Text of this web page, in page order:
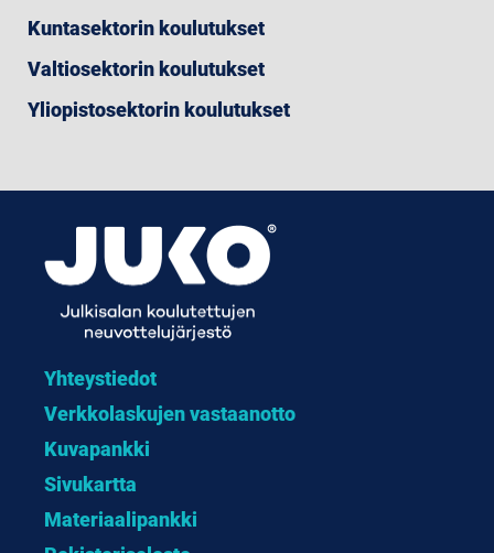
Kuntasektorin koulutukset
Valtiosektorin koulutukset
Yliopistosektorin koulutukset
Yhteystiedot
Verkkolaskujen vastaanotto
Kuvapankki
Sivukartta
Materiaalipankki